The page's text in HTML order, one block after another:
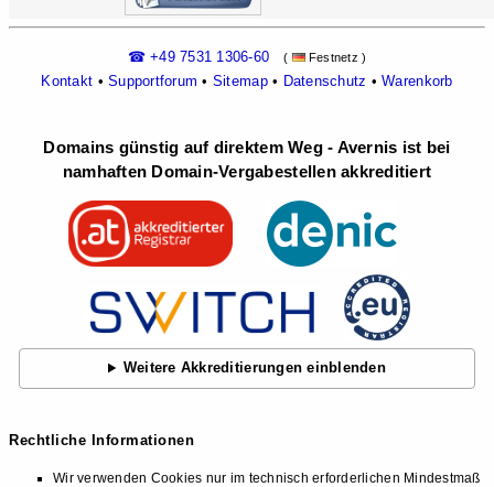
☎ +49 7531 1306-60 ( Festnetz )
Kontakt •Supportforum • Sitemap• Datenschutz •Warenkorb
Domains günstig auf direktem Weg - Avernis ist bei
namhaften Domain-Vergabestellen akkreditiert
Weitere Akkreditierungen einblenden
Rechtliche Informationen
Wir verwenden Cookies nur im technisch erforderlichen Mindestmaß